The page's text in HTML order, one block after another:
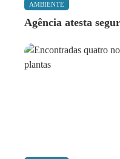
AMBIENTE
Agência atesta